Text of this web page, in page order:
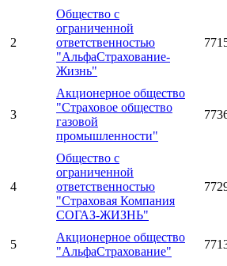
2
Общество с
ограниченной
ответственностью
"АльфаСтрахование-
Жизнь"
3
Акционерное общество
"Страховое общество
газовой
промышленности"
4
Общество с
ограниченной
ответственностью
"Страховая Компания
СОГАЗ-ЖИЗНЬ"
5
Акционерное общество
"АльфаСтрахование"